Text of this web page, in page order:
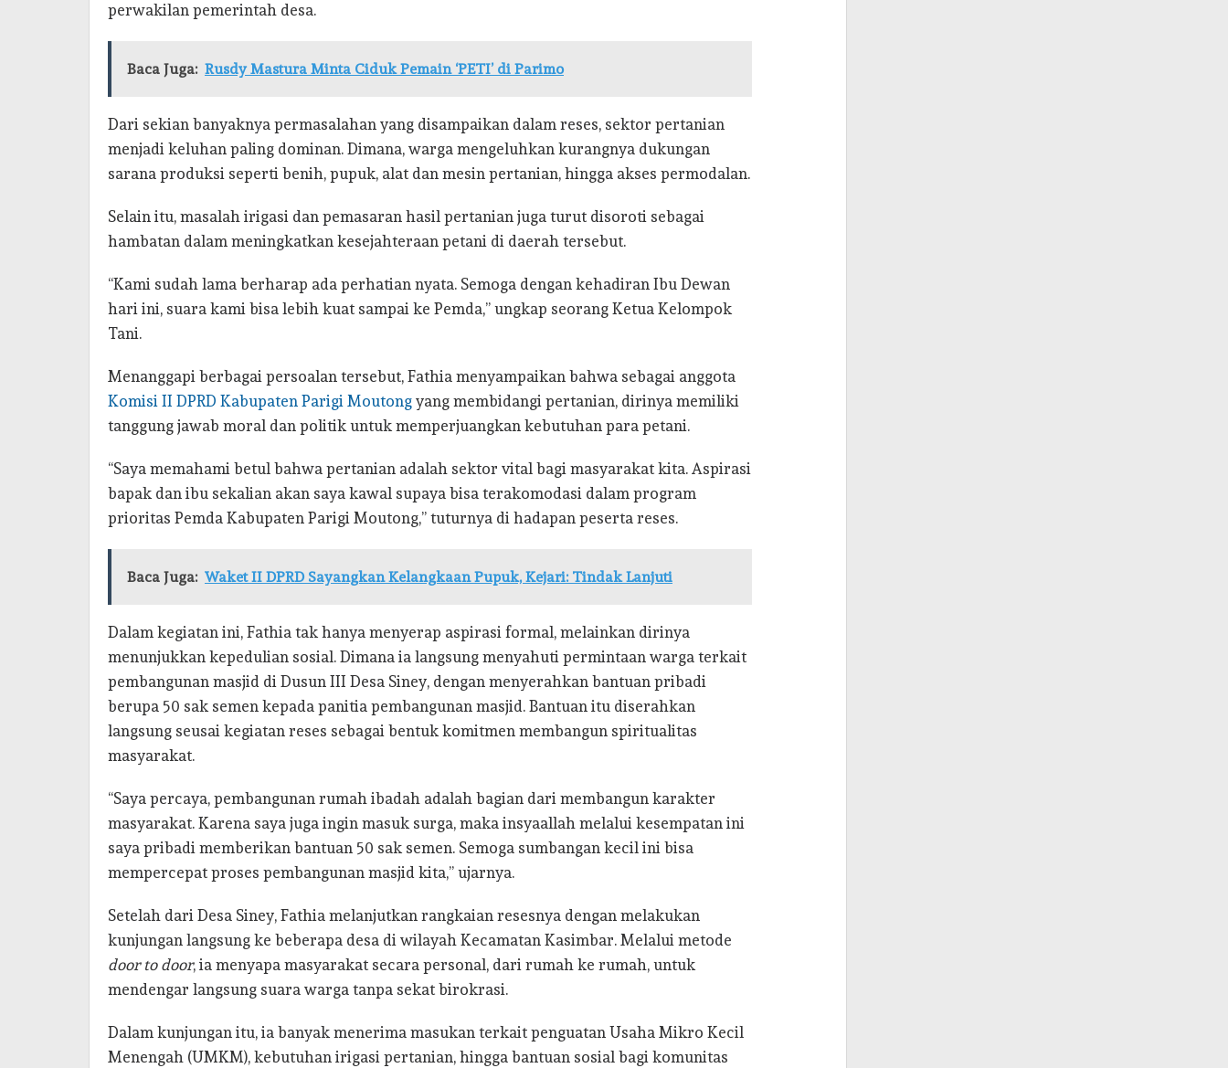
perwakilan pemerintah desa.
Baca Juga: Rusdy Mastura Minta Ciduk Pemain ‘PETI’ di Parimo
Dari sekian banyaknya permasalahan yang disampaikan dalam reses, sektor pertanian
menjadi keluhan paling dominan. Dimana, warga mengeluhkan kurangnya dukungan
sarana produksi seperti benih, pupuk, alat dan mesin pertanian, hingga akses permodalan.
Selain itu, masalah irigasi dan pemasaran hasil pertanian juga turut disoroti sebagai
hambatan dalam meningkatkan kesejahteraan petani di daerah tersebut.
“Kami sudah lama berharap ada perhatian nyata. Semoga dengan kehadiran Ibu Dewan
hari ini, suara kami bisa lebih kuat sampai ke Pemda,” ungkap seorang Ketua Kelompok
Tani.
Menanggapi berbagai persoalan tersebut, Fathia menyampaikan bahwa sebagai anggota
Komisi II DPRD Kabupaten Parigi Moutong yang membidangi pertanian, dirinya memiliki
tanggung jawab moral dan politik untuk memperjuangkan kebutuhan para petani.
“Saya memahami betul bahwa pertanian adalah sektor vital bagi masyarakat kita. Aspirasi
bapak dan ibu sekalian akan saya kawal supaya bisa terakomodasi dalam program
prioritas Pemda Kabupaten Parigi Moutong,” tuturnya di hadapan peserta reses.
Baca Juga: Waket II DPRD Sayangkan Kelangkaan Pupuk, Kejari: Tindak Lanjuti
Dalam kegiatan ini, Fathia tak hanya menyerap aspirasi formal, melainkan dirinya
menunjukkan kepedulian sosial. Dimana ia langsung menyahuti permintaan warga terkait
pembangunan masjid di Dusun III Desa Siney, dengan menyerahkan bantuan pribadi
berupa 50 sak semen kepada panitia pembangunan masjid. Bantuan itu diserahkan
langsung seusai kegiatan reses sebagai bentuk komitmen membangun spiritualitas
masyarakat.
“Saya percaya, pembangunan rumah ibadah adalah bagian dari membangun karakter
masyarakat. Karena saya juga ingin masuk surga, maka insyaallah melalui kesempatan ini
saya pribadi memberikan bantuan 50 sak semen. Semoga sumbangan kecil ini bisa
mempercepat proses pembangunan masjid kita,” ujarnya.
Setelah dari Desa Siney, Fathia melanjutkan rangkaian resesnya dengan melakukan
kunjungan langsung ke beberapa desa di wilayah Kecamatan Kasimbar. Melalui metode
door to door, ia menyapa masyarakat secara personal, dari rumah ke rumah, untuk
mendengar langsung suara warga tanpa sekat birokrasi.
Dalam kunjungan itu, ia banyak menerima masukan terkait penguatan Usaha Mikro Kecil
Menengah (UMKM), kebutuhan irigasi pertanian, hingga bantuan sosial bagi komunitas